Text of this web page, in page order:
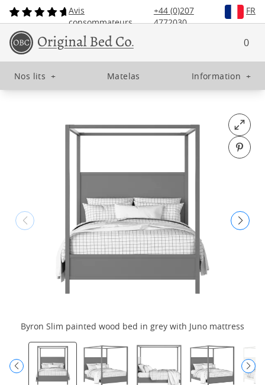
Avis
consommateurs
+44 (0)207
4772030
FR
0
Nos lits + Matelas Information +
Open
Pin
Byron Slim painted wood bed in grey with Juno mattress